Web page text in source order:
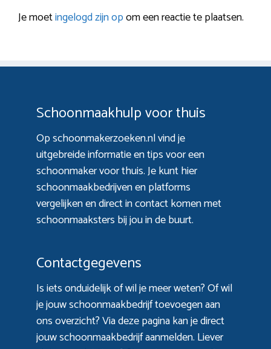
Je moetingelogd zijn opom een reactie te plaatsen.
Schoonmaakhulp voor thuis
Op schoonmakerzoeken.nl vind je
uitgebreide informatie en tips voor een
schoonmaker voor thuis. Je kunt hier
schoonmaakbedrijven en platforms
vergelijken en direct in contact komen met
schoonmaaksters bij jou in de buurt.
Contactgegevens
Is iets onduidelijk of wil je meer weten? Of wil
je jouw schoonmaakbedrijf toevoegen aan
ons overzicht? Viadeze paginakan je direct
jouw schoonmaakbedrijf aanmelden. Liever